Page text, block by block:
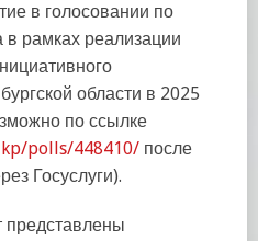
в голосовании по
в рамках реализации
области в 2025
по ссылке
polls/448410/ после
Госуслуги).
представлены